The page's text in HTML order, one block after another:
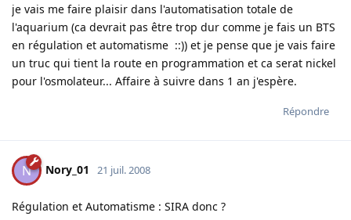
je vais me faire plaisir dans l'automatisation totale de
l'aquarium (ca devrait pas être trop dur comme je fais un BTS
en régulation et automatisme ::)) et je pense que je vais faire
un truc qui tient la route en programmation et ca serat nickel
pour l'osmolateur... Affaire à suivre dans 1 an j'espère.
Répondre
N Nory_01 21 juil. 2008
Régulation et Automatisme : SIRA donc ?